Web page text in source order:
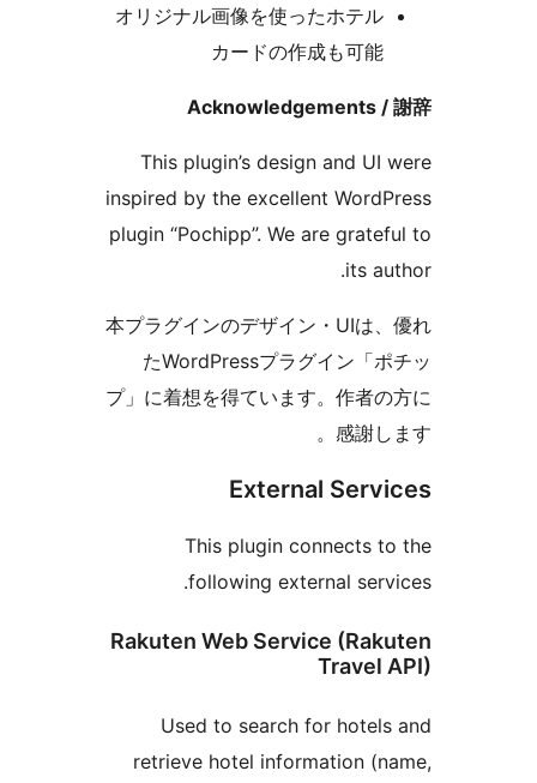
オリジナル画像を使ったホテル
カードの作成も可能
Acknowledgements /
This plugin’s design and UI
inspired by the excellent
plugin “Pochipp”. We are
本プラグインのデザイン・UIは
たWordPressプラグイン「
プ」に着想を得ています。作者
External
This plugin connects
following external
Rakuten Web Service
Used to search for
retrieve hotel information